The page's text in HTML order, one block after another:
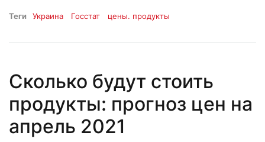
Теги Украина Госстат цены. продукты
Сколько будут стоить
продукты: прогноз цен на
апрель 2021